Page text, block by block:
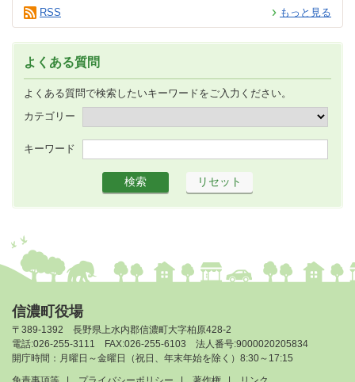
もっと見る
RSS
よくある質問
よくある質問で検索したいキーワードをご入力ください。
カテゴリー
キーワード
信濃町役場
〒389-1392 長野県上水内郡信濃町大字柏原428-2
電話:026-255-3111 FAX:026-255-6103 法人番号:9000020205834
開庁時間：月曜日～金曜日（祝日、年末年始を除く）8:30～17:15